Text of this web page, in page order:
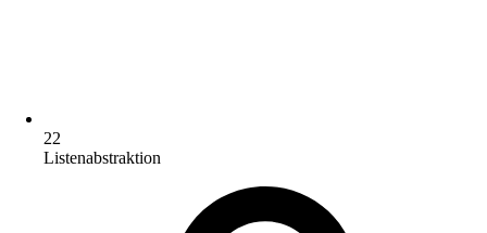
22
Listenabstraktion